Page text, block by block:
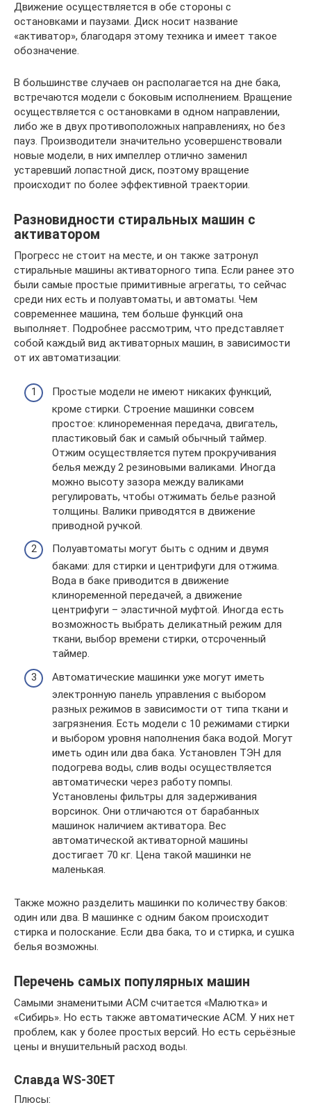
Движение осуществляется в обе стороны с
остановками и паузами. Диск носит название
«активатор», благодаря этому техника и имеет такое
обозначение.
В большинстве случаев он располагается на дне бака,
встречаются модели с боковым исполнением. Вращение
осуществляется с остановками в одном направлении,
либо же в двух противоположных направлениях, но без
пауз. Производители значительно усовершенствовали
новые модели, в них импеллер отлично заменил
устаревший лопастной диск, поэтому вращение
происходит по более эффективной траектории.
Разновидности стиральных машин с
активатором
Прогресс не стоит на месте, и он также затронул
стиральные машины активаторного типа. Если ранее это
были самые простые примитивные агрегаты, то сейчас
среди них есть и полуавтоматы, и автоматы. Чем
современнее машина, тем больше функций она
выполняет. Подробнее рассмотрим, что представляет
собой каждый вид активаторных машин, в зависимости
от их автоматизации:
Простые модели не имеют никаких функций,
кроме стирки. Строение машинки совсем
простое: клиноременная передача, двигатель,
пластиковый бак и самый обычный таймер.
Отжим осуществляется путем прокручивания
белья между 2 резиновыми валиками. Иногда
можно высоту зазора между валиками
регулировать, чтобы отжимать белье разной
толщины. Валики приводятся в движение
приводной ручкой.
Полуавтоматы могут быть с одним и двумя
баками: для стирки и центрифуги для отжима.
Вода в баке приводится в движение
клиноременной передачей, а движение
центрифуги – эластичной муфтой. Иногда есть
возможность выбрать деликатный режим для
ткани, выбор времени стирки, отсроченный
таймер.
Автоматические машинки уже могут иметь
электронную панель управления с выбором
разных режимов в зависимости от типа ткани и
загрязнения. Есть модели с 10 режимами стирки
и выбором уровня наполнения бака водой. Могут
иметь один или два бака. Установлен ТЭН для
подогрева воды, слив воды осуществляется
автоматически через работу помпы.
Установлены фильтры для задерживания
ворсинок. Они отличаются от барабанных
машинок наличием активатора. Вес
автоматической активаторной машины
достигает 70 кг. Цена такой машинки не
маленькая.
Также можно разделить машинки по количеству баков:
один или два. В машинке с одним баком происходит
стирка и полоскание. Если два бака, то и стирка, и сушка
белья возможны.
Перечень самых популярных машин
Самыми знаменитыми АСМ считается «Малютка» и
«Сибирь». Но есть также автоматические АСМ. У них нет
проблем, как у более простых версий. Но есть серьёзные
цены и внушительный расход воды.
Славда WS-30ET
Плюсы: